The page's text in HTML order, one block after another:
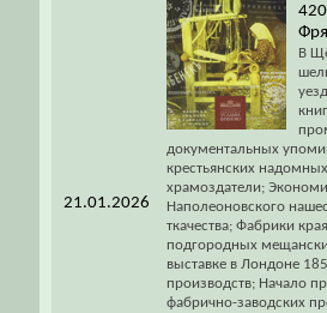
21.01.2026
В
документальных
крестьянских
храмоздатели;
Наполеоновского
ткачества; Фабрики
подгородных
выставке в Лондоне
производств; Начало
фабрично-заводских